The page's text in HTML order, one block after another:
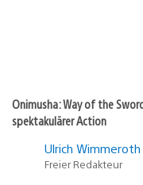
Onimusha: Way of the
spektakulärer Action
Ulrich Wimmeroth
Freier Redakteur